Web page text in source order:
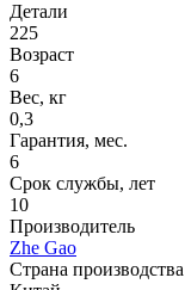
Детали
225
Возраст
6
Вес, кг
0,3
Гарантия, мес.
6
Срок службы, лет
10
Производитель
Zhe Gao
Страна производства